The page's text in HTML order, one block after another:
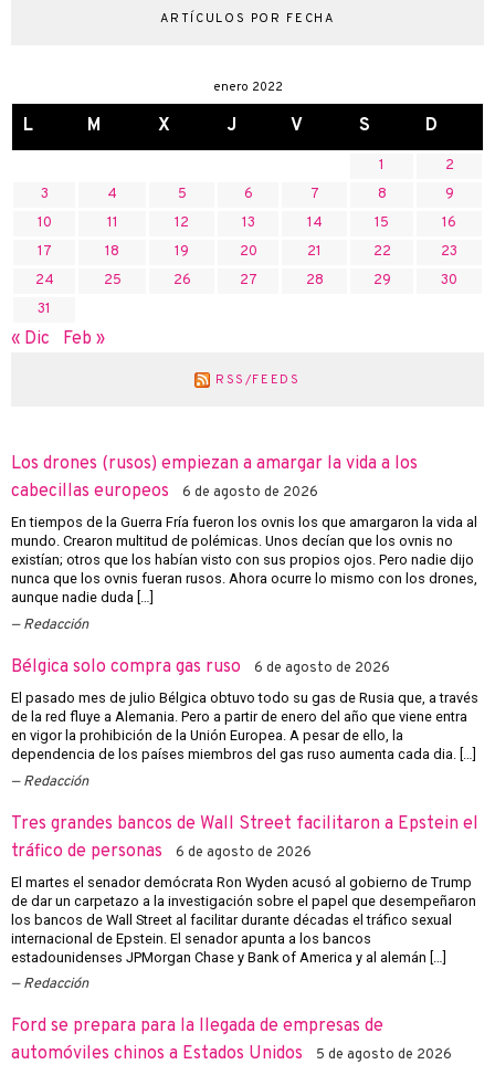
ARTÍCULOS POR FECHA
enero 2022
L M X J V S D
1
2
3
4 5 6 7 8
9
10
11 12 13 14 15
16
17
18 19 20 21 22
23
24
25 26 27 28 29
30
31
« Dic Feb »
RSS/FEEDS
Los drones (rusos) empiezan a amargar la vida a los
cabecillas europeos
6 de agosto de 2026
En tiempos de la Guerra Fría fueron los ovnis los que amargaron la vida al
mundo. Crearon multitud de polémicas. Unos decían que los ovnis no
existían; otros que los habían visto con sus propios ojos. Pero nadie dijo
nunca que los ovnis fueran rusos. Ahora ocurre lo mismo con los drones,
aunque nadie duda […]
Redacción
Bélgica solo compra gas ruso 6 de agosto de 2026
El pasado mes de julio Bélgica obtuvo todo su gas de Rusia que, a través
de la red fluye a Alemania. Pero a partir de enero del año que viene entra
en vigor la prohibición de la Unión Europea. A pesar de ello, la
dependencia de los países miembros del gas ruso aumenta cada dia. […]
Redacción
Tres grandes bancos de Wall Street facilitaron a Epstein el
tráfico de personas
6 de agosto de 2026
El martes el senador demócrata Ron Wyden acusó al gobierno de Trump
de dar un carpetazo a la investigación sobre el papel que desempeñaron
los bancos de Wall Street al facilitar durante décadas el tráfico sexual
internacional de Epstein. El senador apunta a los bancos
estadounidenses JPMorgan Chase y Bank of America y al alemán […]
Redacción
Ford se prepara para la llegada de empresas de
automóviles chinos a Estados Unidos
5 de agosto de 2026